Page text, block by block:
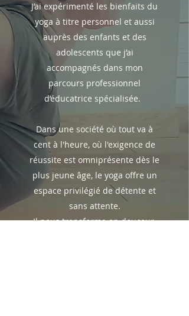
J’ai expérimenté les bienfaits du
yoga à titre personnel et aussi
auprès des enfants et des
adolescents que j’ai
accompagnés dans mon
parcours professionnel
d’éducatrice spécialisée.
Dans une société où tout va à
cent à l'heure, où l'exigence de
réussite est omniprésente dès le
plus jeune âge, le yoga offre un
espace privilégié de détente et
sans attente.
Il nous transforme en douceur,